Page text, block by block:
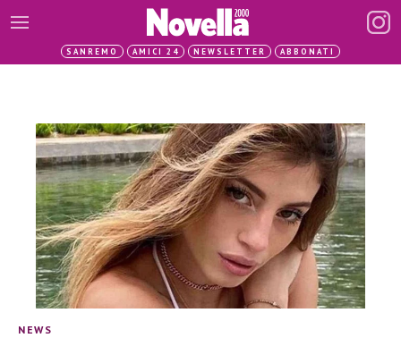
SANREMO AMICI 24 NEWSLETTER ABBONATI
NEWS